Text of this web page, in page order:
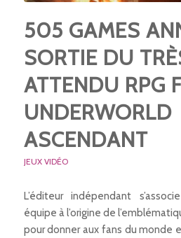
505 GAMES
SORTIE DU
ATTENDU RPG
UNDERWORLD
ASCENDANT
JEUX VIDÉO
L’éditeur indépendant
équipe à l’origine de
pour donner aux fans du monde